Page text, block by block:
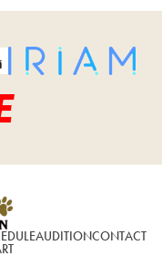
AUDITIONCONTACT